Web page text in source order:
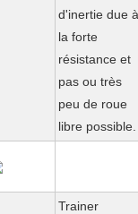
d'inertie due à
la forte
résistance et
pas ou très
peu de roue
libre possible.
Trainer